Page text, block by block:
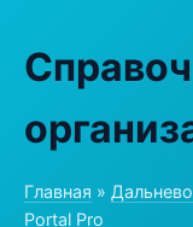
Главная »
Portal Pro